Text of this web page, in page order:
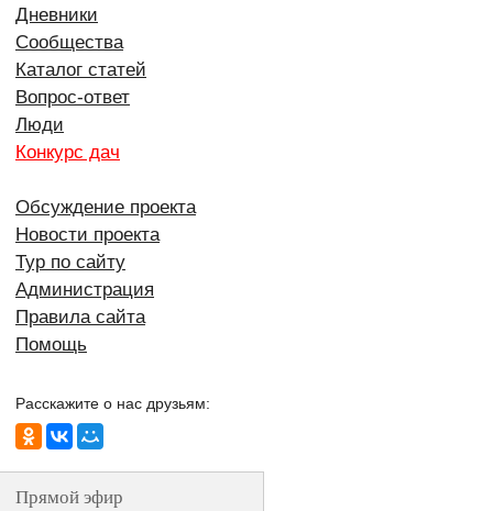
Дневники
Сообщества
Каталог статей
Вопрос-ответ
Люди
Конкурс дач
Обсуждение проекта
Новости проекта
Тур по сайту
Администрация
Правила сайта
Помощь
Расскажите о нас друзьям:
Прямой эфир